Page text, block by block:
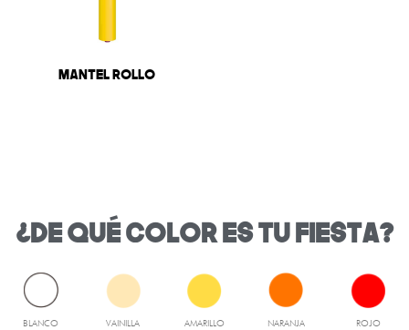
Mantel Rollo
¿DE QUÉ COLOR ES TU FIESTA?
BLANCO VAINILLA AMARILLO NARANJA ROJO